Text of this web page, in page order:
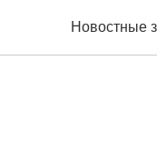
Новостные